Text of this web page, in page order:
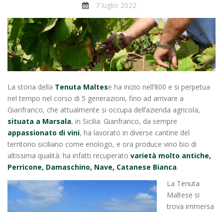
7 luglio 2022
La storia della Tenuta Maltese ha inizio nell’800 e si perpetua
nel tempo nel corso di 5 generazioni, fino ad arrivare a
Gianfranco, che attualmente si occupa dell’azienda agricola,
situata a Marsala, in Sicilia. Gianfranco, da sempre
appassionato di vini, ha lavorato in diverse cantine del
territorio siciliano come enologo, e ora produce vino bio di
altissima qualità: ha infatti recuperato varietà molto antiche,
Perricone, Damaschino, Nave, Catanese Bianca.
La Tenuta
Maltese si
trova immersa